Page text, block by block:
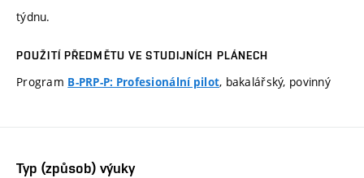
týdnu.
POUŽITÍ PŘEDMĚTU VE STUDIJNÍCH PLÁNECH
Program B-PRP-P: Profesionální pilot, bakalářský, povinný
Typ (způsob) výuky